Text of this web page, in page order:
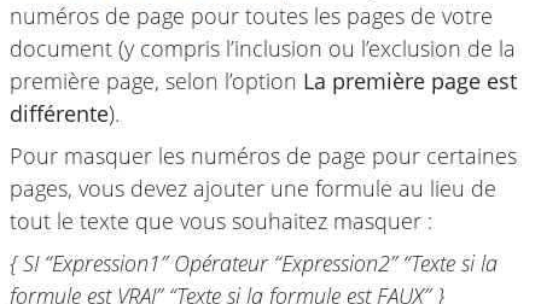
numéros de page pour toutes les pages de votre
document (y compris l’inclusion ou l’exclusion de la
première page, selon l’option La première page est
différente).
Pour masquer les numéros de page pour certaines
pages, vous devez ajouter une formule au lieu de
tout le texte que vous souhaitez masquer :
{ SI “Expression1” Opérateur “Expression2” “Texte si la
formule est VRAI” “Texte si la formule est FAUX” }